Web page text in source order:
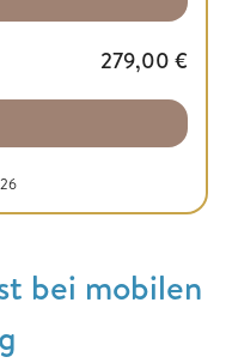
279,00 €
bei mobilen